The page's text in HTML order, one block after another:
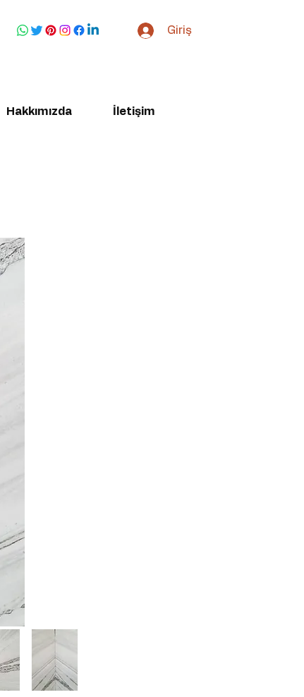
Giriş
Hakkımızda İletişim